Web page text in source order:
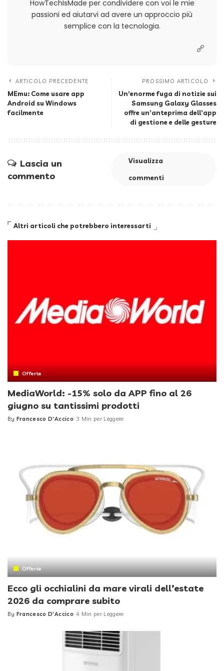
HowTechIsMade per condividere con voi le mie
passioni ed aiutarvi ad avere un approccio più
semplice con la tecnologia.
ARTICOLO PRECEDENTE
MEmu: Come usare app
Android su Windows
facilmente
PROSSIMO ARTICOLO
Un’enorme fuga di notizie sui
Samsung Galaxy Glasses
offre un’anteprima dell’app
di gestione e delle gesture
Lascia un
commento
Visualizza
commenti
Altri articoli che potrebbero interessarti
Offerte
MediaWorld: -15% solo da APP fino al 26
giugno su tantissimi prodotti
Posted
By Francesco D'Accico 3 Min per Leggere
Offerte
Ecco gli occhialini da mare virali dell’estate
2026 da comprare subito
Posted
By Francesco D'Accico 4 Min per Leggere